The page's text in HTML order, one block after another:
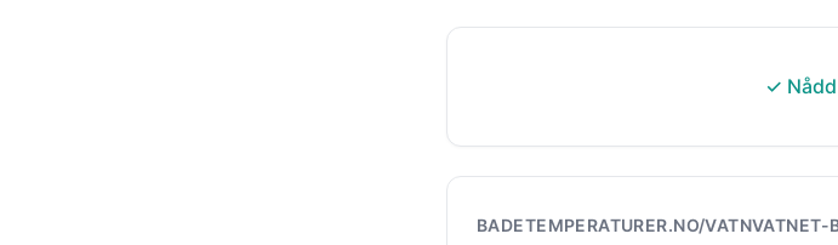
✓
BADETEMPERATURER.NO/VATNVATNET-